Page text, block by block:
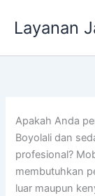
Layanan
Apakah Anda
Boyolali dan
profesional?
membutuhkan
luar maupun